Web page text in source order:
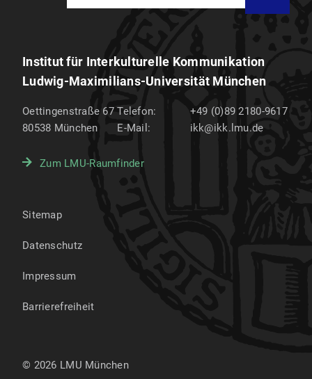
Institut für Interkulturelle Kommunikation
Ludwig-Maximilians-Universität München
Oettingenstraße 67
80538 München
Telefon:
+49 (0)89 2180-9617
E-Mail:
ikk@ikk.lmu.de
Zum LMU-Raumfinder
Sitemap
Datenschutz
Impressum
Barrierefreiheit
© 2026 LMU München